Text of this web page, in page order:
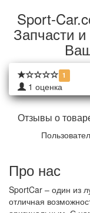
Sport-
Запчасти
1
1 оценка
Отзывы о
Про нас
SportCar – один из
отличная